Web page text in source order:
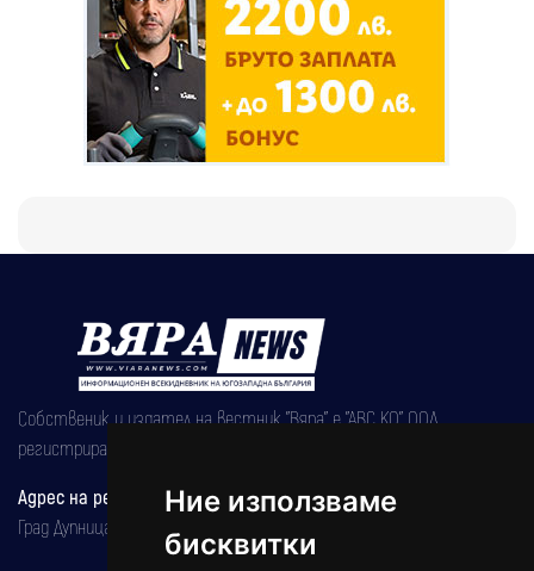
Ние използваме
бисквитки
Собственик и издател на вестник "Вяра" е "АВС КО" ООД,
регистрирана на 08.05.2002 година.
Адрес на редакцията
Град Дупница, ул.''Христо Ботев" 43